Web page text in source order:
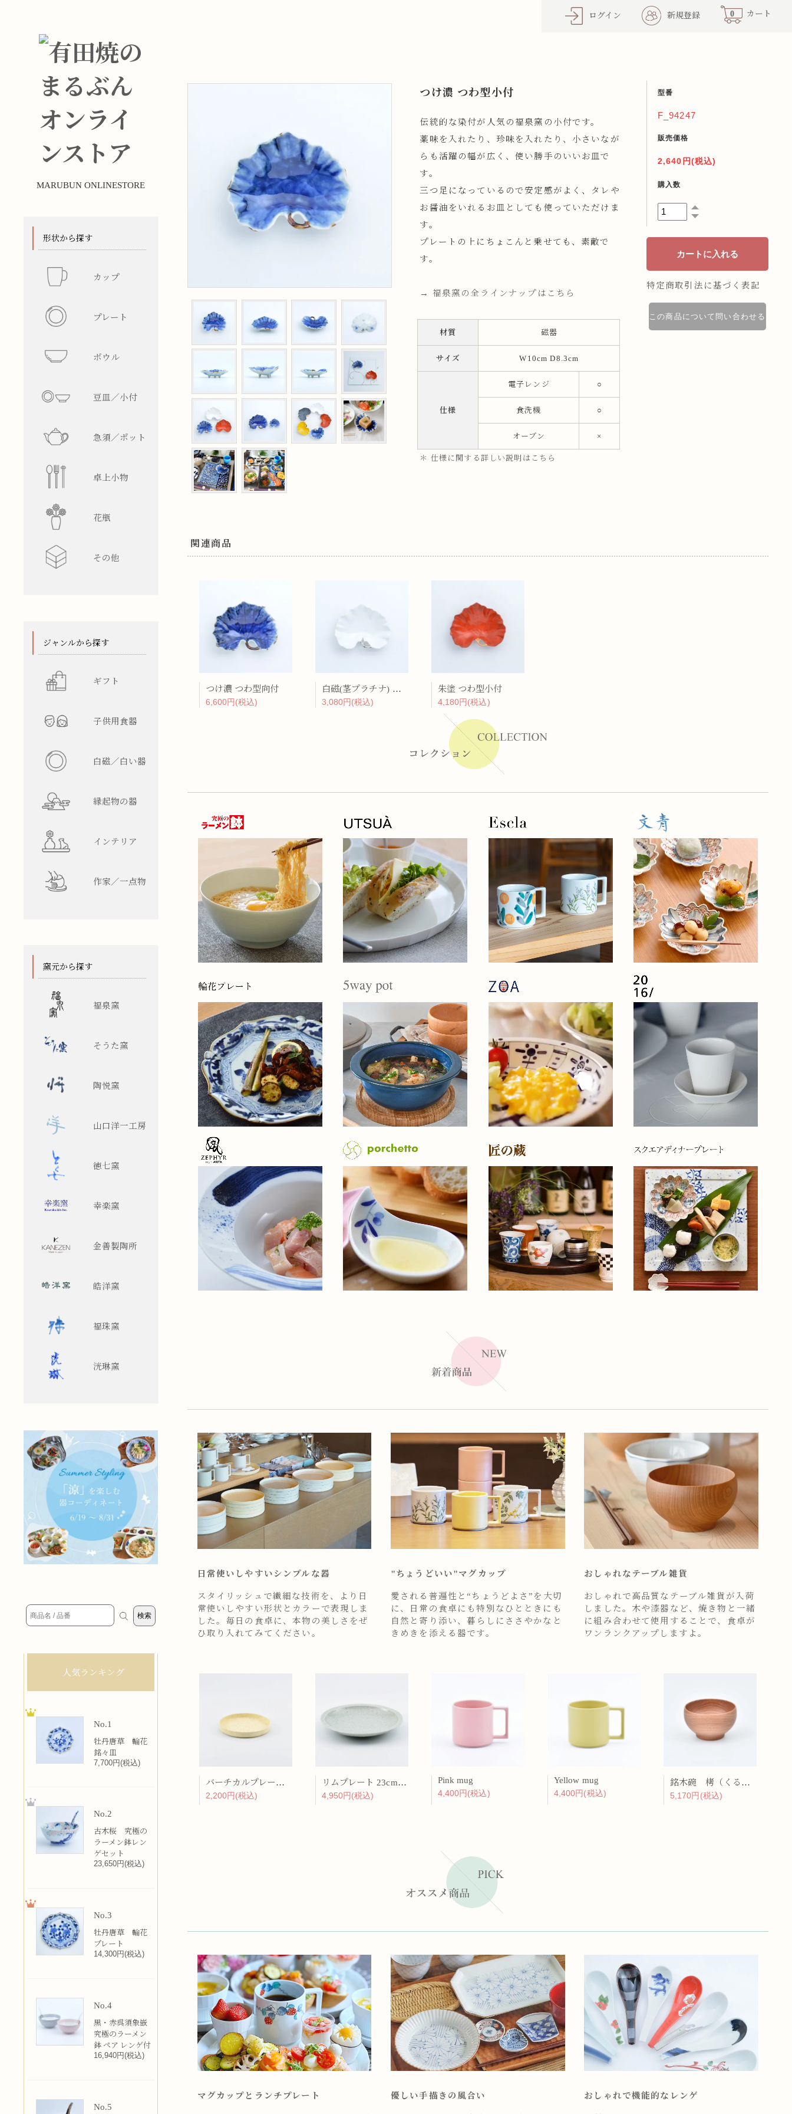
ログイン 新規登録 0 カート
MARUBUN ONLINESTORE
つけ濃 つわ型小付
伝統的な染付が人気の福泉窯の小付です。
薬味を入れたり、珍味を入れたり、小さいなが
らも活躍の幅が広く、使い勝手のいいお皿で
す。
三つ足になっているので安定感がよく、タレや
お醤油をいれるお皿としても使っていただけま
す。
プレートの上にちょこんと乗せても、素敵で
す。
→ 福泉窯の全ラインナップはこちら
材質 磁器
サイズ W10cm D8.3cm
仕様
電子レンジ ○
食洗機 ○
オーブン ×
＊ 仕様に関する詳しい説明はこちら
型番
F_94247
販売価格
2,640円(税込)
購入数
特定商取引法に基づく表記
この商品について問い合わせる
関連商品
つけ濃 つわ型向付
6,600円(税込)
白磁(茎プラチナ) つわ型小付
3,080円(税込)
朱塗 つわ型小付
4,180円(税込)
日常使いしやすいシンプルな器
スタイリッシュで繊細な技術を、より日
常使いしやすい形状とカラーで表現しま
した。毎日の食卓に、本物の美しさをぜ
ひ取り入れてみてください。
"ちょうどいい"マグカップ
愛される普遍性と“ちょうどよさ”を大切
に、日常の食卓にも特別なひとときにも
自然と寄り添い、暮らしにささやかなと
きめきを添える器です。
おしゃれなテーブル雑貨
おしゃれで高品質なテーブル雑貨が入荷
しました。木や漆器など、焼き物と一緒
に組み合わせて使用することで、食卓が
ワンランクアップしますよ。
バーチカルプレート 15cm 化粧土
2,200円(税込)
リムプレート 23cm 呉須散
4,950円(税込)
Pink mug
4,400円(税込)
Yellow mug
4,400円(税込)
銘木碗 栲（くるみ）
5,170円(税込)
マグカップとランチプレート 優しい手描きの風合い おしゃれで機能的なレンゲ
形状から探す
カップ
マグカップ
そば猪口
焼酎グラス
プレート 丸型
楕円型
ボウル
ボウル
蓋物
豆皿／小付 皿型
急須／ポット
ティーポット
水差し
卓上小物 醤油差し
レンゲ
スタンド
花瓶
カップ型
その他 ワインクーラー
てぬぐい
ジャンルから探す
ギフト
子供用食器
白磁／白い器
縁起物の器
インテリア
作家／一点物
窯元から探す
福泉窯
そうた窯
陶悦窯
山口洋一工房
徳七窯
幸楽窯
金善製陶所
皓洋窯
福珠窯
洸琳窯
人気ランキング
No.1
牡丹唐草 輪花
銘々皿
7,700円(税込)
No.2
古木桜 究極の
ラーメン鉢レン
ゲセット
23,650円(税込)
No.3
牡丹唐草 輪花
プレート
14,300円(税込)
No.4
黒・赤呉須象嵌
究極のラーメン
鉢 ペア レンゲ付
16,940円(税込)
No.5